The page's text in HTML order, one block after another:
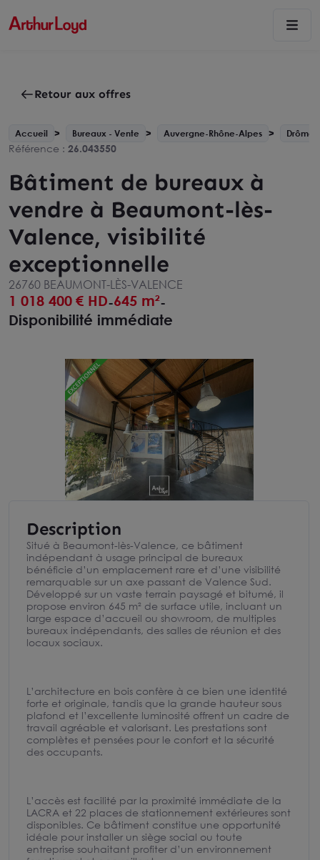
Retour aux offres
Accueil Bureaux - Vente Auvergne-Rhône-Alpes Drôme
Référence : 26.043550
Bâtiment de bureaux à
vendre à Beaumont-lès-
Valence, visibilité
exceptionnelle
26760 BEAUMONT-LÈS-VALENCE
1 018 400 € HD-645 m²-
Disponibilité immédiate
Description
Situé à Beaumont-lès-Valence, ce bâtiment
indépendant à usage principal de bureaux
bénéficie d’un emplacement rare et d’une visibilité
remarquable sur un axe passant de Valence Sud.
Développé sur un vaste terrain paysagé et bitumé, il
propose environ 645 m² de surface utile, incluant un
large espace d’accueil ou showroom, de multiples
bureaux indépendants, des salles de réunion et des
locaux sociaux.
L’architecture en bois confère à ce bien une identité
forte et originale, tandis que la grande hauteur sous
plafond et l’excellente luminosité offrent un cadre de
travail agréable et valorisant. Les prestations sont
complètes et pensées pour le confort et la sécurité
des occupants.
L’accès est facilité par la proximité immédiate de la
LACRA et 22 places de stationnement extérieures sont
disponibles. Ce bâtiment constitue une opportunité
idéale pour installer un siège social ou toute
entreprise souhaitant profiter d’un environnement